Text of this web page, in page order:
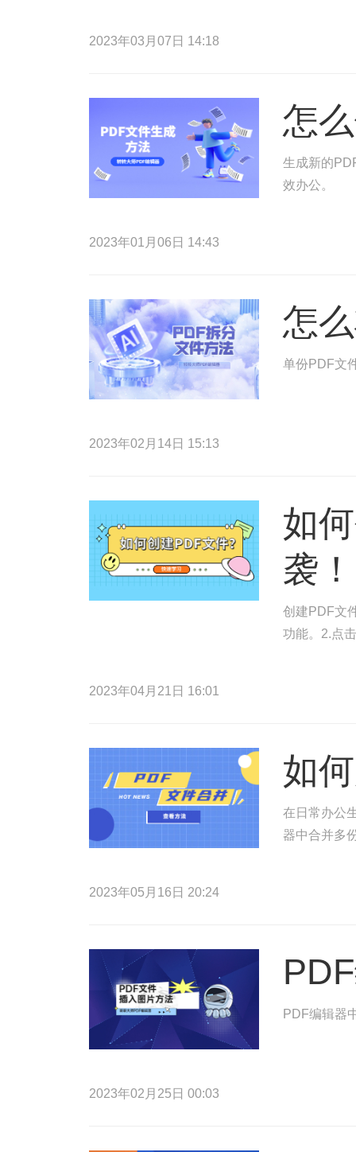
2023年03月07日 14:18
怎
生成新的
效办公。
2023年01月06日 14:43
怎
单份PDF文
2023年02月14日 15:13
如
袭！
创建PDF文
功能。2.点
2023年04月21日 16:01
如
在日常办公
器中合并多
2023年05月16日 20:24
PDF编辑器
2023年02月25日 00:03